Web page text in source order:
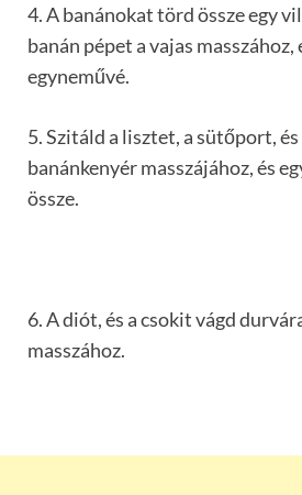
4. A banánokat törd össze egy
banán pépet a vajas masszához,
egyneművé.
5. Szitáld a lisztet, a sütőport, és
banánkenyér masszájához, és
össze.
6. A diót, és a csokit vágd
masszához.